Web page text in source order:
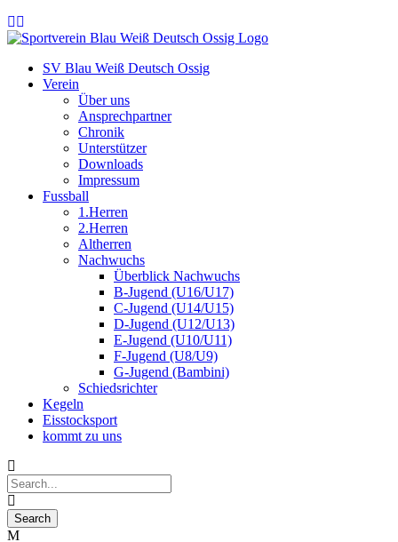
SV Blau Weiß Deutsch Ossig
Verein
Über uns
Ansprechpartner
Chronik
Unterstützer
Downloads
Impressum
Fussball
1.Herren
2.Herren
Altherren
Nachwuchs
Überblick Nachwuchs
B-Jugend (U16/U17)
C-Jugend (U14/U15)
D-Jugend (U12/U13)
E-Jugend (U10/U11)
F-Jugend (U8/U9)
G-Jugend (Bambini)
Schiedsrichter
Kegeln
Eisstocksport
kommt zu uns